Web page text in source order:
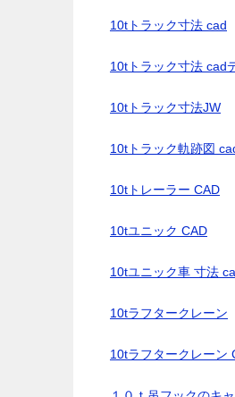
10tトラック寸法 cad
10tトラック寸法 cad
10tトラック寸法JW
10tトラック軌跡図
10tトレーラー CAD
10tユニック CAD
10tユニック車 寸法
10tラフタークレーン
10tラフタークレーン